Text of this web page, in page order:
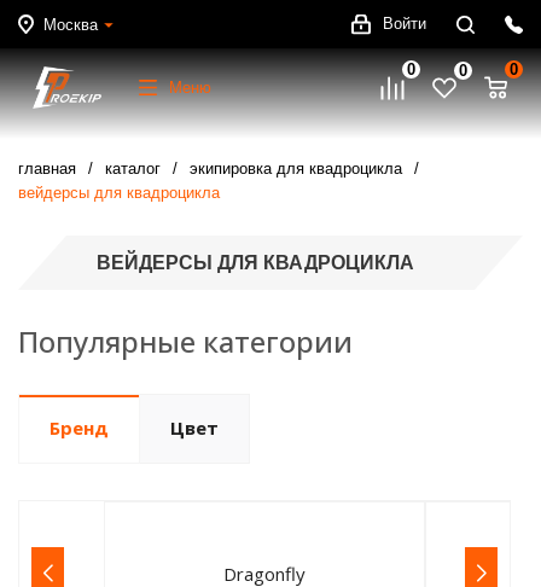
Москва Войти
Меню
0 0 0
главная каталог
экипировка для квадроцикла
вейдерсы для квадроцикла
ВЕЙДЕРСЫ ДЛЯ КВАДРОЦИКЛА
Популярные категории
Бренд Цвет
Dragonfly